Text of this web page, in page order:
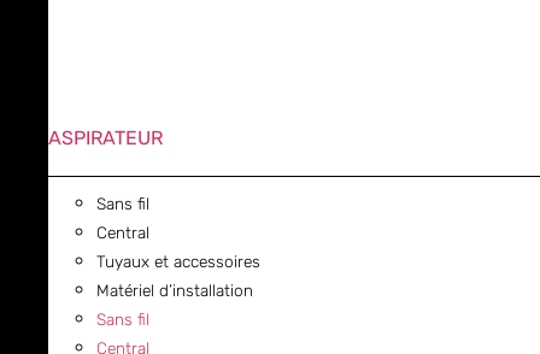
ASPIRATEUR
Sans fil
Central
Tuyaux et accessoires
Matériel d’installation
Sans fil
Central